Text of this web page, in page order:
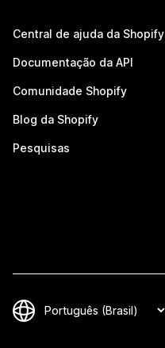
Central de ajuda da Shopify
Documentação da API
Comunidade Shopify
Blog da Shopify
Pesquisas